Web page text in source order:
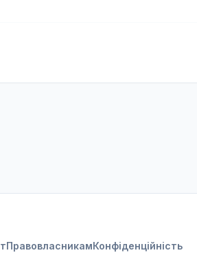
ПравовласникамКонфіденційність